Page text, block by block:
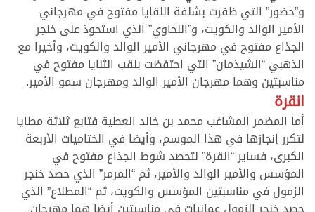
و”حضور” التي ظفرت بشلفة اللقايا مفتوح في مهرجاني
الأمير الوالد والكويت، و”النحاوي” الذي استحوذ على خنجر
الجذاع مفتوح في مهرجاني الأمير الوالد والكويت، وأخيرا مع
الذهبي “الشيذمان” التي احتفظت بلقب الثنايا مفتوح في
مناسبتين وهما مهرجان الأمير الوالد ومهرجان سمو الأمير.
انقرة
أما المضمر المشاغب محمد بن خالد العطية فتابع ثلاثة مطايا
لتكرر إنجازها في هذا الموسم، وأيضا في الختاميات الأربعة
الكبرى، فساير “انقرة” لتحصد شوط الجذاع مفتوح في
المؤسس والأمير الوالد والأمير، ثم “المرمر” الذي حصد خنجر
الزمول في مناسبتين المؤسس والكويت، ثم “المطلاع” الذي